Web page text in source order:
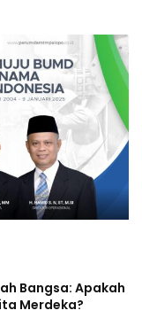
Bangsa: Apakah
Merdeka?